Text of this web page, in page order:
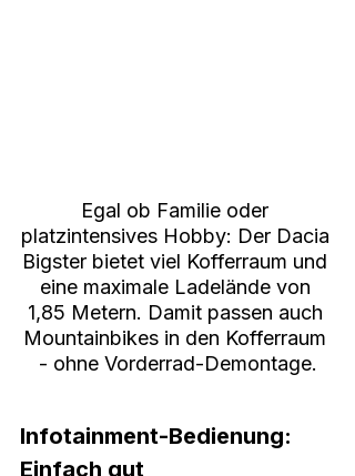
Egal ob Familie oder
platzintensives Hobby: Der Dacia
Bigster bietet viel Kofferraum und
eine maximale Ladelände von
1,85 Metern. Damit passen auch
Mountainbikes in den Kofferraum
- ohne Vorderrad-Demontage.
Infotainment-Bedienung:
Einfach gut